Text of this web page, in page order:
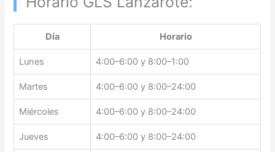
Día Horario
Lunes 4:00–6:00 y 8:00–1:00
Martes 4:00–6:00 y 8:00–24:00
Miércoles 4:00–6:00 y 8:00–24:00
Jueves 4:00–6:00 y 8:00–24:00